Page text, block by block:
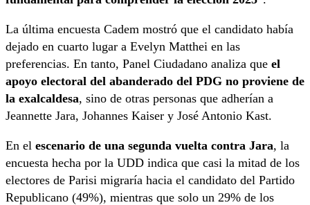
La última encuesta Cadem mostró que el candidato había
dejado en cuarto lugar a Evelyn Matthei en las
preferencias. En tanto, Panel Ciudadano analiza que el
apoyo electoral del abanderado del PDG no proviene de
la exalcaldesa, sino de otras personas que adherían a
Jeannette Jara, Johannes Kaiser y José Antonio Kast.
En el escenario de una segunda vuelta contra Jara, la
encuesta hecha por la UDD indica que casi la mitad de los
electores de Parisi migraría hacia el candidato del Partido
Republicano (49%), mientras que solo un 29% de los